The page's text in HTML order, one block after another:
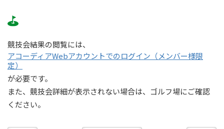
競技会結果の閲覧には、
アコーディアWebアカウントでのログイン（メンバー様限
定）
が必要です。
また、競技会詳細が表示されない場合は、ゴルフ場にご確認
ください。